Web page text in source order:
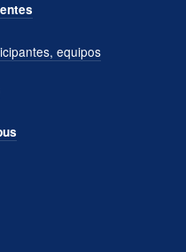
equipos